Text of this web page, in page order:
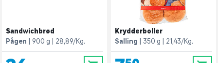
Sandwichbrød
Pågen
900 g 28,89/Kg.
Krydderboller
Salling
350 g 21,43/Kg.